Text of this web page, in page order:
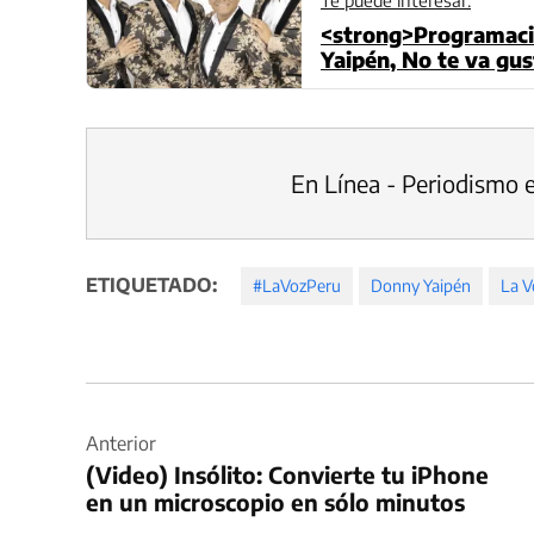
Yaipén, No te va
más</strong>
En Línea - Periodismo
ETIQUETADO: #LaVozPeru Donny Yaipén La
de
entradas
Anterior
(Video) Insólito: Convierte tu iPhone
en un microscopio en sólo minutos